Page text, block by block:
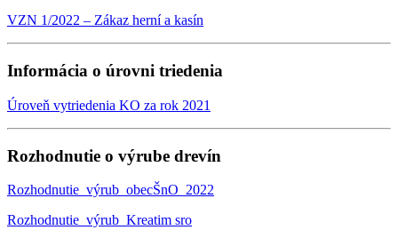
VZN 1/2022 – Zákaz herní a kasín
Informácia o úrovni triedenia
Úroveň vytriedenia KO za rok 2021
Rozhodnutie o výrube drevín
Rozhodnutie_výrub_obecŠnO_2022
Rozhodnutie_výrub_Kreatim sro